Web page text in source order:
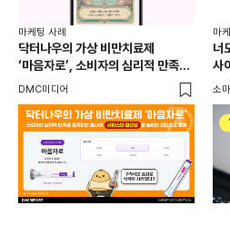
마케팅 사례
닥터나우의 가상 비만치료제
‘마음자로’, 소비자의 심리적 만족을
충족하는 동시에 서비스의 접근성을
DMC미디어
마
너
사
소